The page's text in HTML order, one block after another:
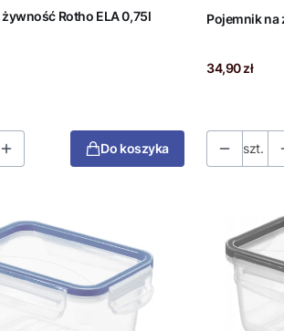
Rotho ELA 0,75l
Do koszyka
Pojemnik na
Cena
34,90 zł
szt.